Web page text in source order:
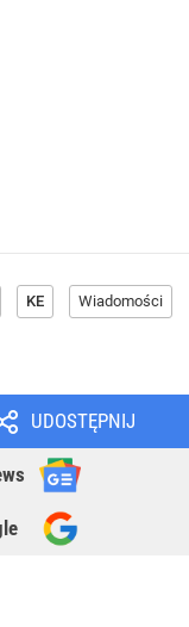
KE Wiadomości
UDOSTĘPNIJ